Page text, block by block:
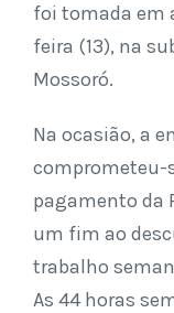
foi tomada em
feira (13), na
Mossoró.
Na ocasião, a
comprometeu-
pagamento da
um fim ao
trabalho
As 44 horas